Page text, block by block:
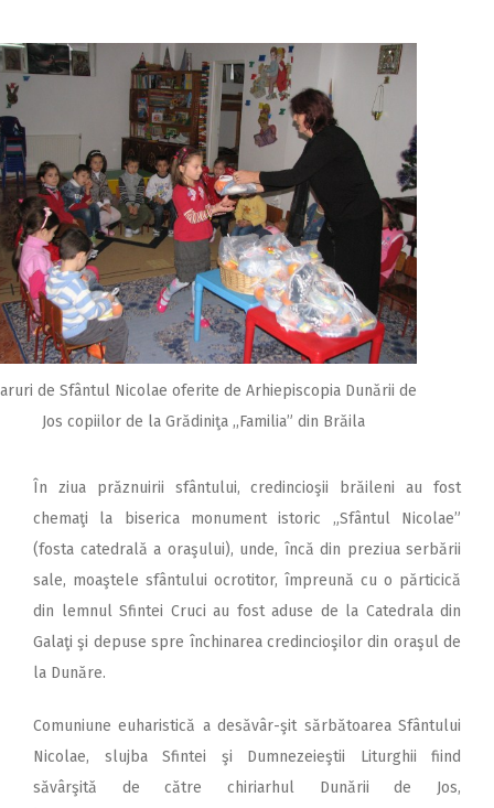
de Sfântul Nicolae oferite de Arhiepiscopia Dunării de
Jos copiilor de la Grădiniţa ,,Familia” din Brăila
În ziua prăznuirii sfântului, credincioşii brăileni au fost
chemaţi la biserica monument istoric „Sfântul Nicolae”
(fosta catedrală a oraşului), unde, încă din preziua serbării
sale, moaştele sfântului ocrotitor, împreună cu o părticică
din lemnul Sfintei Cruci au fost aduse de la Catedrala din
Galaţi şi depuse spre închinarea credincioşilor din oraşul de
la Dunăre.
Comuniune euharistică a desăvâr-şit sărbătoarea Sfântului
Nicolae, slujba Sfintei şi Dumnezeieştii Liturghii fiind
săvârşită de către chiriarhul Dunării de Jos,